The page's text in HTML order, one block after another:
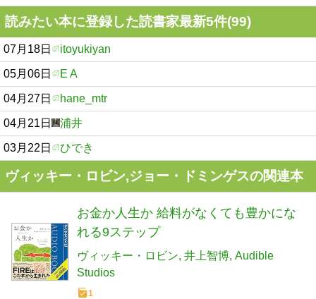
読みたい本に登録した読書家最新5件(99)
07月18日 itoyukiyan
05月06日 E A
04月27日 hane_mtr
04月21日 浦井
03月22日 ひでき
ヴィッキー・ロビン,ジョー・ドミンゲスの関連本
お金か人生か 給料がなくても豊かにな
れる9ステップ
ヴィッキー・ロビン 井上智博 Audible
Studios
1